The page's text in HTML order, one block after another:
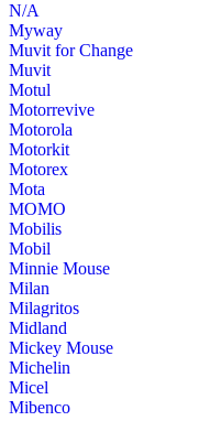
N/A
Myway
Muvit for Change
Muvit
Motul
Motorrevive
Motorola
Motorkit
Motorex
Mota
MOMO
Mobilis
Mobil
Minnie Mouse
Milan
Milagritos
Midland
Mickey Mouse
Michelin
Micel
Mibenco